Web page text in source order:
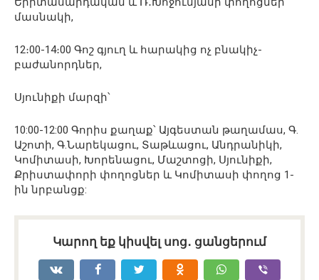
մասնակի,
12։00-14։00 Գոշ գյուղ և հարակից ոչ բնակիչ-
բաժանորդներ,
Սյունիքի մարզի՝
10:00-12:00 Գորիս քաղաք՝ Այգեստան թաղամաս, Գ.
Աշոտի, Գ.Նարեկացու, Տաթևացու, Անդրանիկի,
Կոմիտասի, Խորենացու, Մաշտոցի, Սյունիքի,
Քրիստափորի փողոցներ և Կոմիտասի փողոց 1-
ին նրբանցք:
Կարող եք կիսվել սոց․ ցանցերում